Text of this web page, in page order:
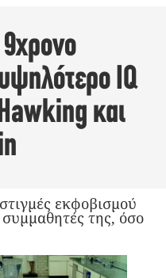
IQ
και
εκφοβισμού
της, όσο